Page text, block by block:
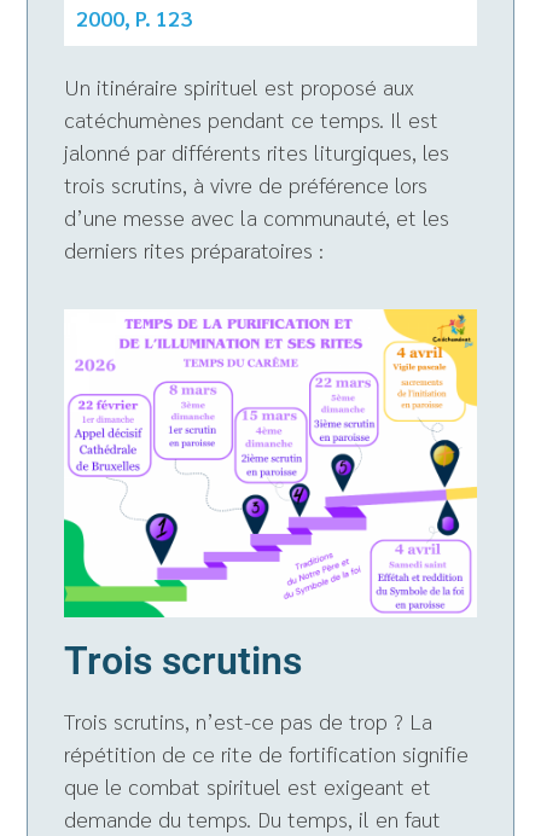
2000, P. 123
Un itinéraire spirituel est proposé aux
catéchumènes pendant ce temps. Il est
jalonné par différents rites liturgiques, les
trois scrutins, à vivre de préférence lors
d’une messe avec la communauté, et les
derniers rites préparatoires :
Trois scrutins
Trois scrutins, n’est-ce pas de trop ? La
répétition de ce rite de fortification signifie
que le combat spirituel est exigeant et
demande du temps. Du temps, il en faut